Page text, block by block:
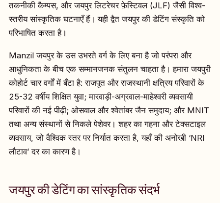
तकनीकी कैम्पस, और जयपुर लिटरेचर फ़ेस्टिवल (JLF) जैसी विश्व-
स्तरीय सांस्कृतिक घटनाएँ हैं। यही द्वैत जयपुर की डेटिंग संस्कृति को
परिभाषित करता है।
Manzil जयपुर के उस उभरते वर्ग के लिए बना है जो परंपरा और
आधुनिकता के बीच एक सम्मानजनक संतुलन चाहता है। हमारा जयपुरी
कोहोर्ट चार वर्गों में बँटा है: राजपूत और राजस्थानी क्षत्रिय परिवारों के
25-32 वर्षीय शिक्षित युवा; मारवाड़ी-अग्रवाल-माहेश्वरी व्यवसायी
परिवारों की नई पीढ़ी; ओसवाल और श्वेतांबर जैन समुदाय; और MNIT
तथा अन्य संस्थानों से निकले पेशेवर। शहर का गहना और टेक्सटाइल
व्यवसाय, जो वैश्विक स्तर पर निर्यात करता है, यहाँ की अनोखी ‘NRI
लौटाव’ दर का कारण है।
जयपुर की डेटिंग का सांस्कृतिक संदर्भ